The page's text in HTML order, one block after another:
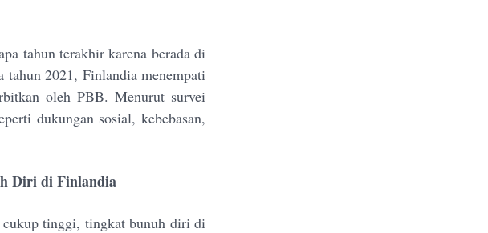
tahun terakhir karena berada di
tahun 2021, Finlandia menempati
oleh PBB. Menurut survei
dukungan sosial, kebebasan,
Diri di Finlandia
cukup tinggi, tingkat bunuh diri di